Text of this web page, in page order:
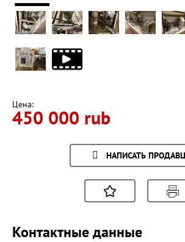
Цена:
450 000 rub
НАПИСАТЬ
Контактные данные